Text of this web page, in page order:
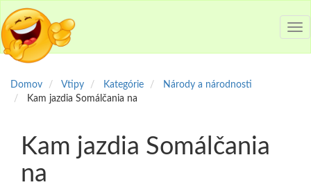
Domov Vtipy Kategórie
Národy a národnosti
Kam jazdia Somálčania na
Kam jazdia Somálčania
na